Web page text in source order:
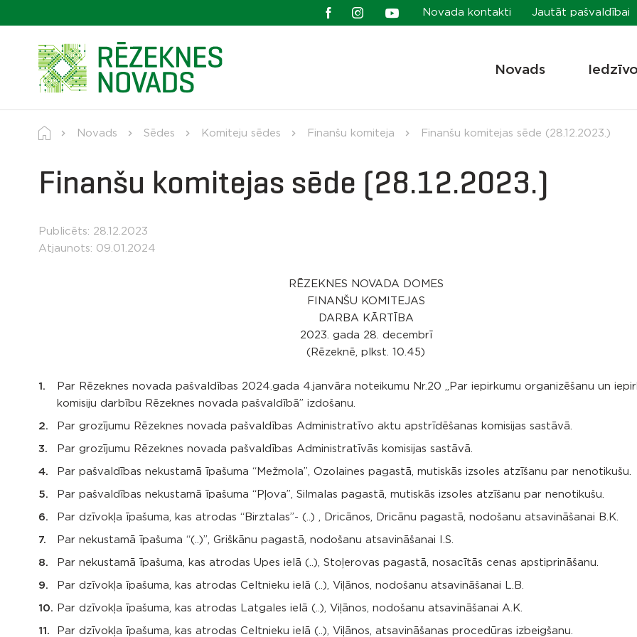
Novada kontakti Jautāt pašvaldībai
Novads
Novads Sēdes Komiteju sēdes Finanšu komiteja Finanšu komitejas sēde (28.12.2023.)
Finanšu komitejas sēde (28.12.2023.)
Publicēts: 28.12.2023
Atjaunots: 09.01.2024
RĒZEKNES NOVADA DOMES
FINANŠU KOMITEJAS
DARBA KĀRTĪBA
2023. gada 28. decembrī
(Rēzeknē, plkst. 10.45)
Par Rēzeknes novada pašvaldības 2024.gada 4.janvāra noteikumu Nr.20 „Par iepirkumu organizēšanu un
komisiju darbību Rēzeknes novada pašvaldībā” izdošanu.
Par grozījumu Rēzeknes novada pašvaldības Administratīvo aktu apstrīdēšanas komisijas sastāvā.
Par grozījumu Rēzeknes novada pašvaldības Administratīvās komisijas sastāvā.
Par pašvaldības nekustamā īpašuma “Mežmola”, Ozolaines pagastā, mutiskās izsoles atzīšanu par nenotikušu.
Par pašvaldības nekustamā īpašuma “Pļova”, Silmalas pagastā, mutiskās izsoles atzīšanu par nenotikušu.
Par dzīvokļa īpašuma, kas atrodas “Birztalas”- (..) , Dricānos, Dricānu pagastā, nodošanu atsavināšanai B.K.
Par nekustamā īpašuma “(..)”, Griškānu pagastā, nodošanu atsavināšanai I.S.
Par nekustamā īpašuma, kas atrodas Upes ielā (..), Stoļerovas pagastā, nosacītās cenas apstiprināšanu.
Par dzīvokļa īpašuma, kas atrodas Celtnieku ielā (..), Viļānos, nodošanu atsavināšanai L.B.
Par dzīvokļa īpašuma, kas atrodas Latgales ielā (..), Viļānos, nodošanu atsavināšanai A.K.
Par dzīvokļa īpašuma, kas atrodas Celtnieku ielā (..), Viļānos, atsavināšanas procedūras izbeigšanu.